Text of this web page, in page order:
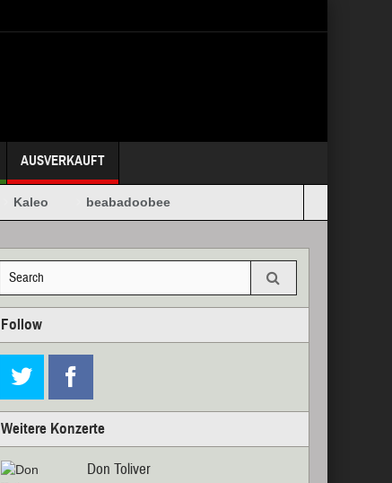
AUSVERKAUFT
Kaleo beabadoobee
Follow
Weitere Konzerte
Don Toliver